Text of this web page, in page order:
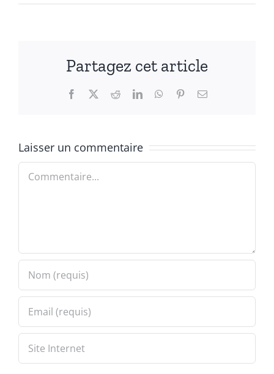
Partagez cet article
Facebook RedditLinkedInWhatsApp
PinterestEmail
Laisser un commentaire
Commentaire